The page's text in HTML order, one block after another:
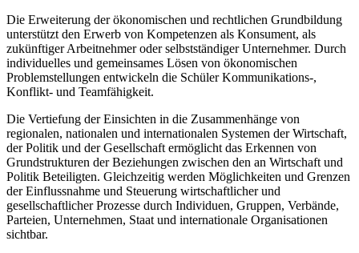
Die Erweiterung der ökonomischen und rechtlichen Grundbildung
unterstützt den Erwerb von Kompetenzen als Konsument, als
zukünftiger Arbeitnehmer oder selbstständiger Unternehmer. Durch
individuelles und gemeinsames Lösen von ökonomischen
Problemstellungen entwickeln die Schüler Kommunikations-,
Konflikt- und Teamfähigkeit.
Die Vertiefung der Einsichten in die Zusammenhänge von
regionalen, nationalen und internationalen Systemen der Wirtschaft,
der Politik und der Gesellschaft ermöglicht das Erkennen von
Grundstrukturen der Beziehungen zwischen den an Wirtschaft und
Politik Beteiligten. Gleichzeitig werden Möglichkeiten und Grenzen
der Einflussnahme und Steuerung wirtschaftlicher und
gesellschaftlicher Prozesse durch Individuen, Gruppen, Verbände,
Parteien, Unternehmen, Staat und internationale Organisationen
sichtbar.